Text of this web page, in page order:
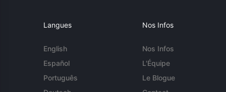
Langues
English
Español
Português
Nos Infos
Nos Infos
L'Équipe
Le Blogue